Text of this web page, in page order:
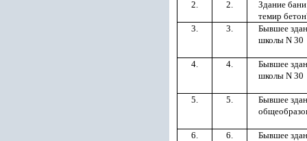
2.
2.
Здание
темир
3.
3.
Бывшее
школы N 30
4. 4.
Бывшее
школы N 30
5. 5.
Бывшее
6. 6. Бывшее